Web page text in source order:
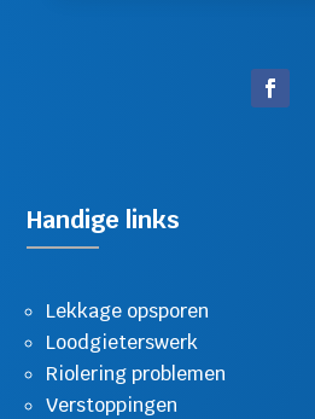
Handige links
Lekkage opsporen
Loodgieterswerk
Riolering problemen
Verstoppingen